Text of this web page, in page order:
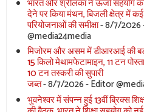
भारत और श्रीलंका ने ऊर्जा सहयोग
देने पर किया मंथन, बिजली क्षेत्र में
परियोजनाओं की समीक्षा- 8/7/2026
@media24media
मिजोरम और असम में डीआरआई की बड़ी
15 किलो मेथामफेटामाइन, 11 टन
10 टन तस्करी की सुपारी
जब्त- 8/7/2026- Editor
भुवनेश्वर में संपन्न हुई 13वीं ब्रिक्स